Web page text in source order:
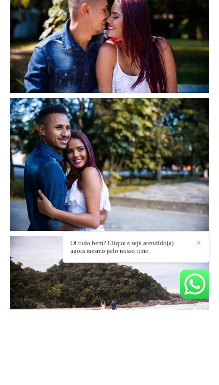
✕
Oi tudo bem? Clique e seja atendido(a)
agora mesmo pelo nosso time.